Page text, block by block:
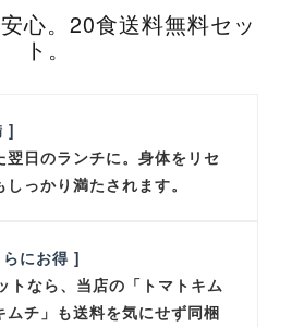
心。20食送料無料セッ
ト。
]
日のランチに。身体をリセ
っかり満たされます。
にお得 ]
トなら、当店の「トマトキム
ムチ」も送料を気にせず同梱